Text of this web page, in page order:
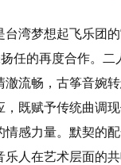
湾梦想起飞乐团的
扬任的再度合作。
澈流畅，古筝音婉
，既赋予传统曲调
感力量。默契的配
乐人在艺术层面的